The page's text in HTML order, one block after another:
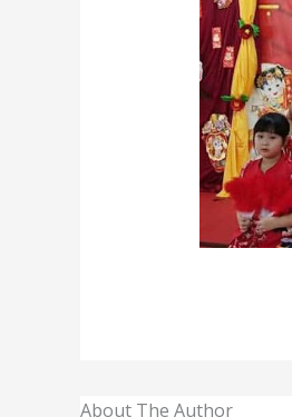
About The Author